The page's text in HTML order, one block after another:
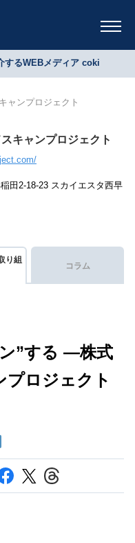
するWEBメディア coki
ャンプロジェクト
キャンプロジェクト
田2-18-23 スカイエスタ西早
り組
コラム
”する ―株式
プロジェクト